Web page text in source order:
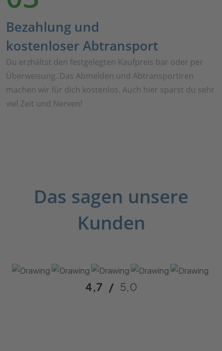
Bezahlung und
kostenloser Abtransport
Du erzhältst den festgelegten Kaufpreis bar oder per
Überweisung. Das Abmelden und Abtransportiren
machen wir für dich kostenlos. Auch hier sparst du sehr
viel Zeit und Nerven!
Das sagen unsere
Kunden
4,7 / 5,0